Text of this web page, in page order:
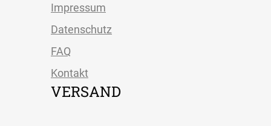
Impressum
Datenschutz
FAQ
Kontakt
VERSAND